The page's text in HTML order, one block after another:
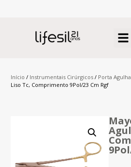
Início / Instrumentais Cirúrgicos / Porta
Liso Tc, Comprimento 9Pol/23 Cm Rgf